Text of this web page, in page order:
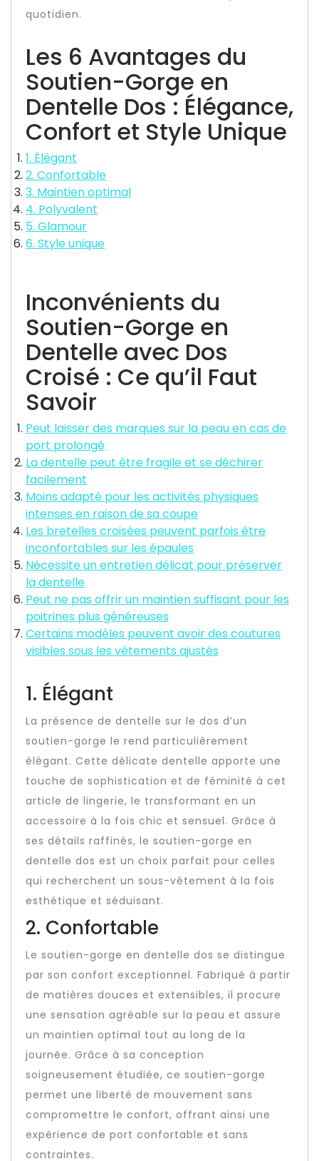
quotidien.
Les 6 Avantages du
Soutien-Gorge en
Dentelle Dos : Élégance,
Confort et Style Unique
1. Élégant
2. Confortable
3. Maintien optimal
4. Polyvalent
5. Glamour
6. Style unique
Inconvénients du
Soutien-Gorge en
Dentelle avec Dos
Croisé : Ce qu’il Faut
Savoir
Peut laisser des marques sur la peau en cas de
port prolongé
La dentelle peut être fragile et se déchirer
facilement
Moins adapté pour les activités physiques
intenses en raison de sa coupe
Les bretelles croisées peuvent parfois être
inconfortables sur les épaules
Nécessite un entretien délicat pour préserver
la dentelle
Peut ne pas offrir un maintien suffisant pour les
poitrines plus généreuses
Certains modèles peuvent avoir des coutures
visibles sous les vêtements ajustés
1. Élégant
La présence de dentelle sur le dos d’un
soutien-gorge le rend particulièrement
élégant. Cette délicate dentelle apporte une
touche de sophistication et de féminité à cet
article de lingerie, le transformant en un
accessoire à la fois chic et sensuel. Grâce à
ses détails raffinés, le soutien-gorge en
dentelle dos est un choix parfait pour celles
qui recherchent un sous-vêtement à la fois
esthétique et séduisant.
2. Confortable
Le soutien-gorge en dentelle dos se distingue
par son confort exceptionnel. Fabriqué à partir
de matières douces et extensibles, il procure
une sensation agréable sur la peau et assure
un maintien optimal tout au long de la
journée. Grâce à sa conception
soigneusement étudiée, ce soutien-gorge
permet une liberté de mouvement sans
compromettre le confort, offrant ainsi une
expérience de port confortable et sans
contraintes.